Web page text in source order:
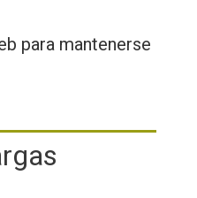
para mantenerse